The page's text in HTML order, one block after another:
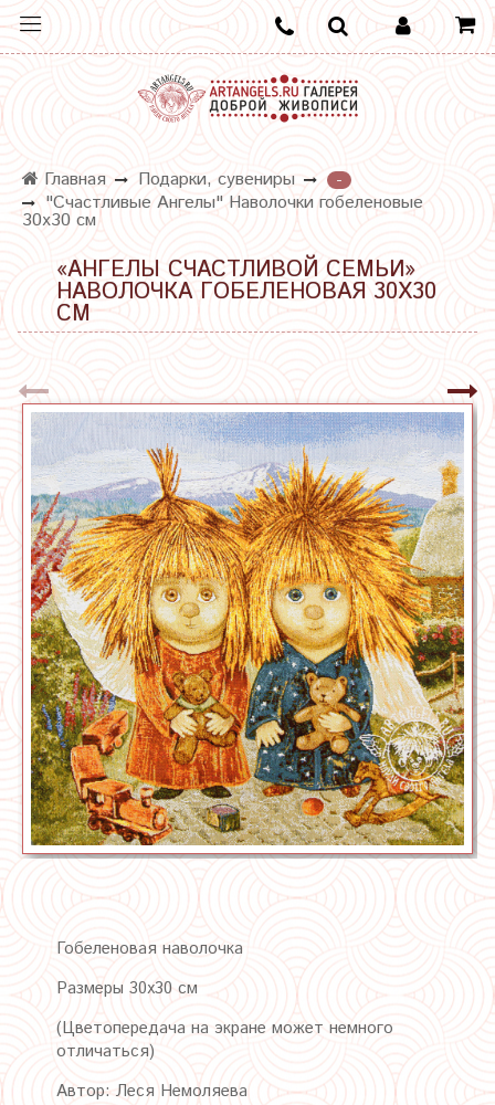
Главная Подарки, сувениры
-
"Счастливые Ангелы" Наволочки гобеленовые
30х30 см
«АНГЕЛЫ СЧАСТЛИВОЙ СЕМЬИ»
НАВОЛОЧКА ГОБЕЛЕНОВАЯ 30Х30
СМ
Гобеленовая наволочка
Размеры 30х30 см
(Цветопередача на экране может немного
отличаться)
Автор: Леся Немоляева